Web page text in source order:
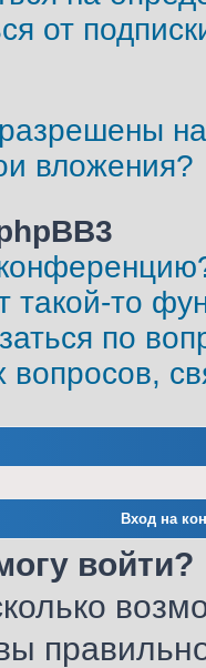
от
вложения?
такой-то
по
вопросов,
Вход на
войти?